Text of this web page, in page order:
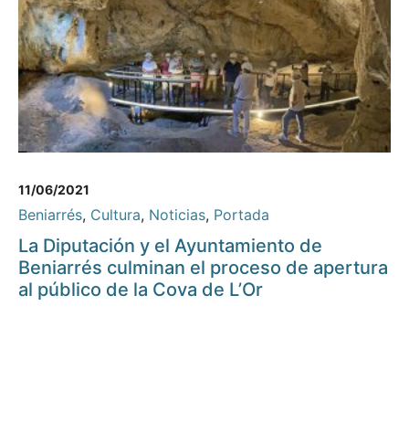
11/06/2021
Beniarrés, Cultura, Noticias, Portada
La Diputación y el Ayuntamiento de
Beniarrés culminan el proceso de apertura
al público de la Cova de L’Or